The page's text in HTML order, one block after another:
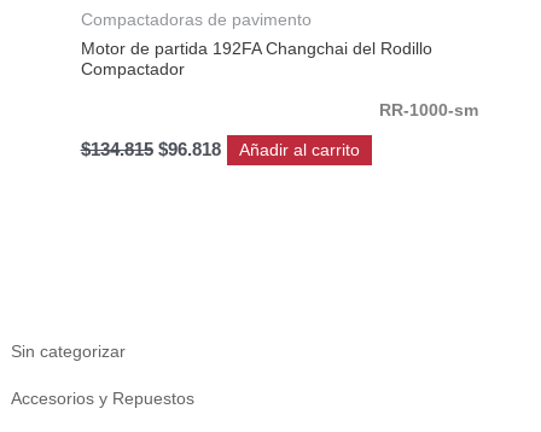
Sin categorizar
Accesorios y Repuestos
Compactadoras de pavimento
Motor de partida 192FA Changchai del Rodillo
Compactador
RR-1000-sm
$134.815 $96.818 Añadir al carrito